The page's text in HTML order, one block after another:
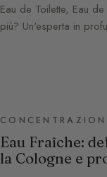
Eau de Toilette, Eau
più? Un'esperta in
Eau Fraîche:
la Cologne e